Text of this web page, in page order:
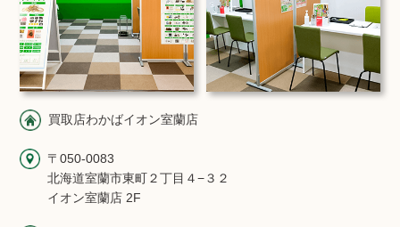
買取店わかばイオン室蘭店
〒050-0083
北海道室蘭市東町２丁目４−３２
イオン室蘭店 2F